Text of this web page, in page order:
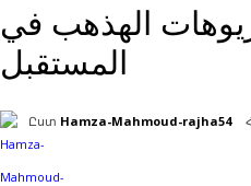
الهذهب في
المستقبل
Ըստ Hamza-Mahmoud-rajha54